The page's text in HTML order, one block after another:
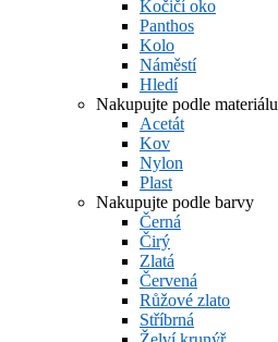
Kočičí oko
Panthos
Kolo
Náměstí
Hledí
Nakupujte podle materiálu
Acetát
Kov
Nylon
Plast
Nakupujte podle barvy
Černá
Čirý
Zlatá
Červená
Růžové zlato
Stříbrná